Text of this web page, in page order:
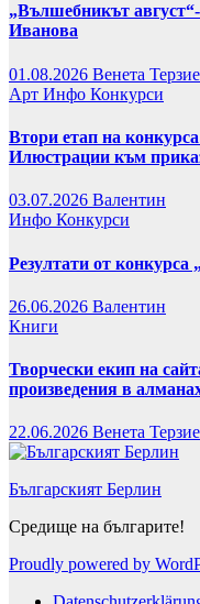
„Вълшебникът
Иванова
01.08.2026 Венета
Арт Инфо Конкурси
Втори етап на
Илюстрации към
03.07.2026 Валентин
Инфо Конкурси
Резултати от конкурса
26.06.2026 Валентин
Книги
Творчески екип на
произведения в
22.06.2026 Венета
Българският Берлин
Средище на българите!
Proudly powered by